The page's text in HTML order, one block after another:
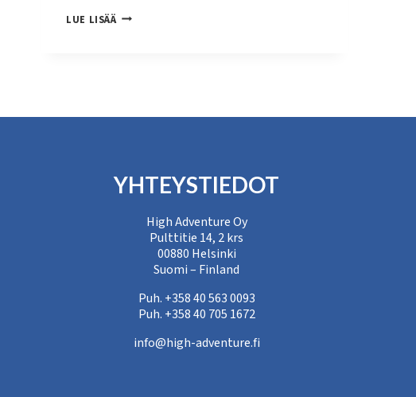
LUE LISÄÄRRP-
YHTEYSTIEDOT
High Adventure Oy
Pulttitie 14, 2 krs
00880 Helsinki
Suomi – Finland
Puh. +358 40 563 0093
Puh. +358 40 705 1672
info@high-adventure.fi